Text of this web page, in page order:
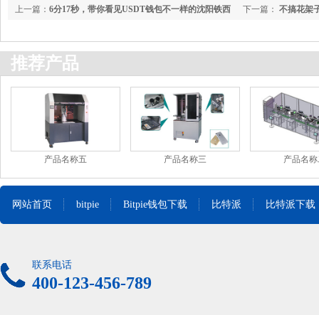
下一篇： 不搞花架
上一篇： 6分17秒，带你看见USDT钱包不一样的沈阳铁西
推荐产品
产品名称五 产品名称三 产品名
网站首页 bitpie Bitpie钱包下载 比特派 比特派下载
联系电话
400-123-456-789